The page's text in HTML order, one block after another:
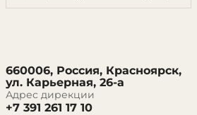
660006, Россия, Красноярск,
ул. Карьерная, 26-а
Адрес дирекции
+7 391 261 17 10